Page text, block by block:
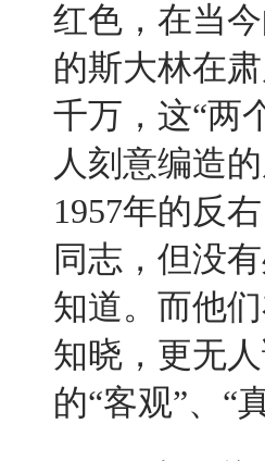
红色，在当
的斯大林在
千万，这“两
人刻意编造
1957年的反
同志，但没
知道。而他
知晓，更无
的“客观”、 “